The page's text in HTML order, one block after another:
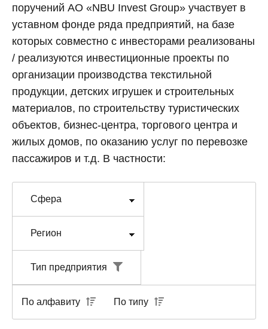
поручений АО «NBU Invest Group» участвует в
уставном фонде ряда предприятий, на базе
которых совместно с инвесторами реализованы
/ реализуются инвестиционные проекты по
организации производства текстильной
продукции, детских игрушек и строительных
материалов, по строительству туристических
объектов, бизнес-центра, торгового центра и
жилых домов, по оказанию услуг по перевозке
пассажиров и т.д. В частности:
Тип предприятия
По алфавиту По типу